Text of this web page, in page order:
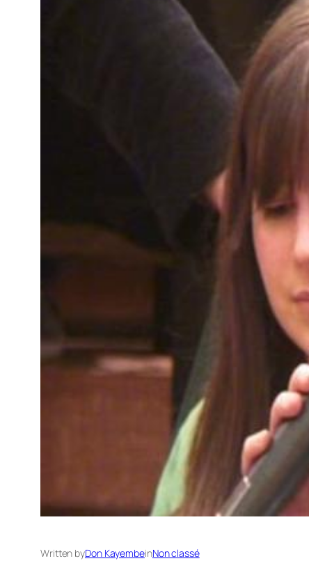
Written byDon KayembeinNon classé